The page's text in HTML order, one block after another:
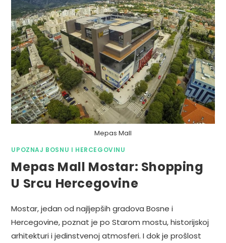
Mepas Mall
UPOZNAJ BOSNU I HERCEGOVINU
Mepas Mall Mostar: Shopping
U Srcu Hercegovine
Mostar, jedan od najljepših gradova Bosne i
Hercegovine, poznat je po Starom mostu, historijskoj
arhitekturi i jedinstvenoj atmosferi. I dok je prošlost